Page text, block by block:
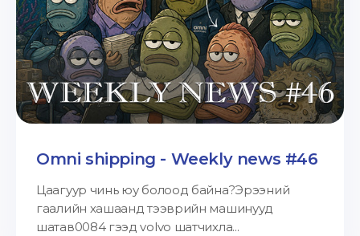
Omni shipping - Weekly news #46
Цаагуур чинь юу болоод байна?Эрээний
гаалийн хашаанд тээврийн машинууд
шатав0084 гээд volvo шатчихла...